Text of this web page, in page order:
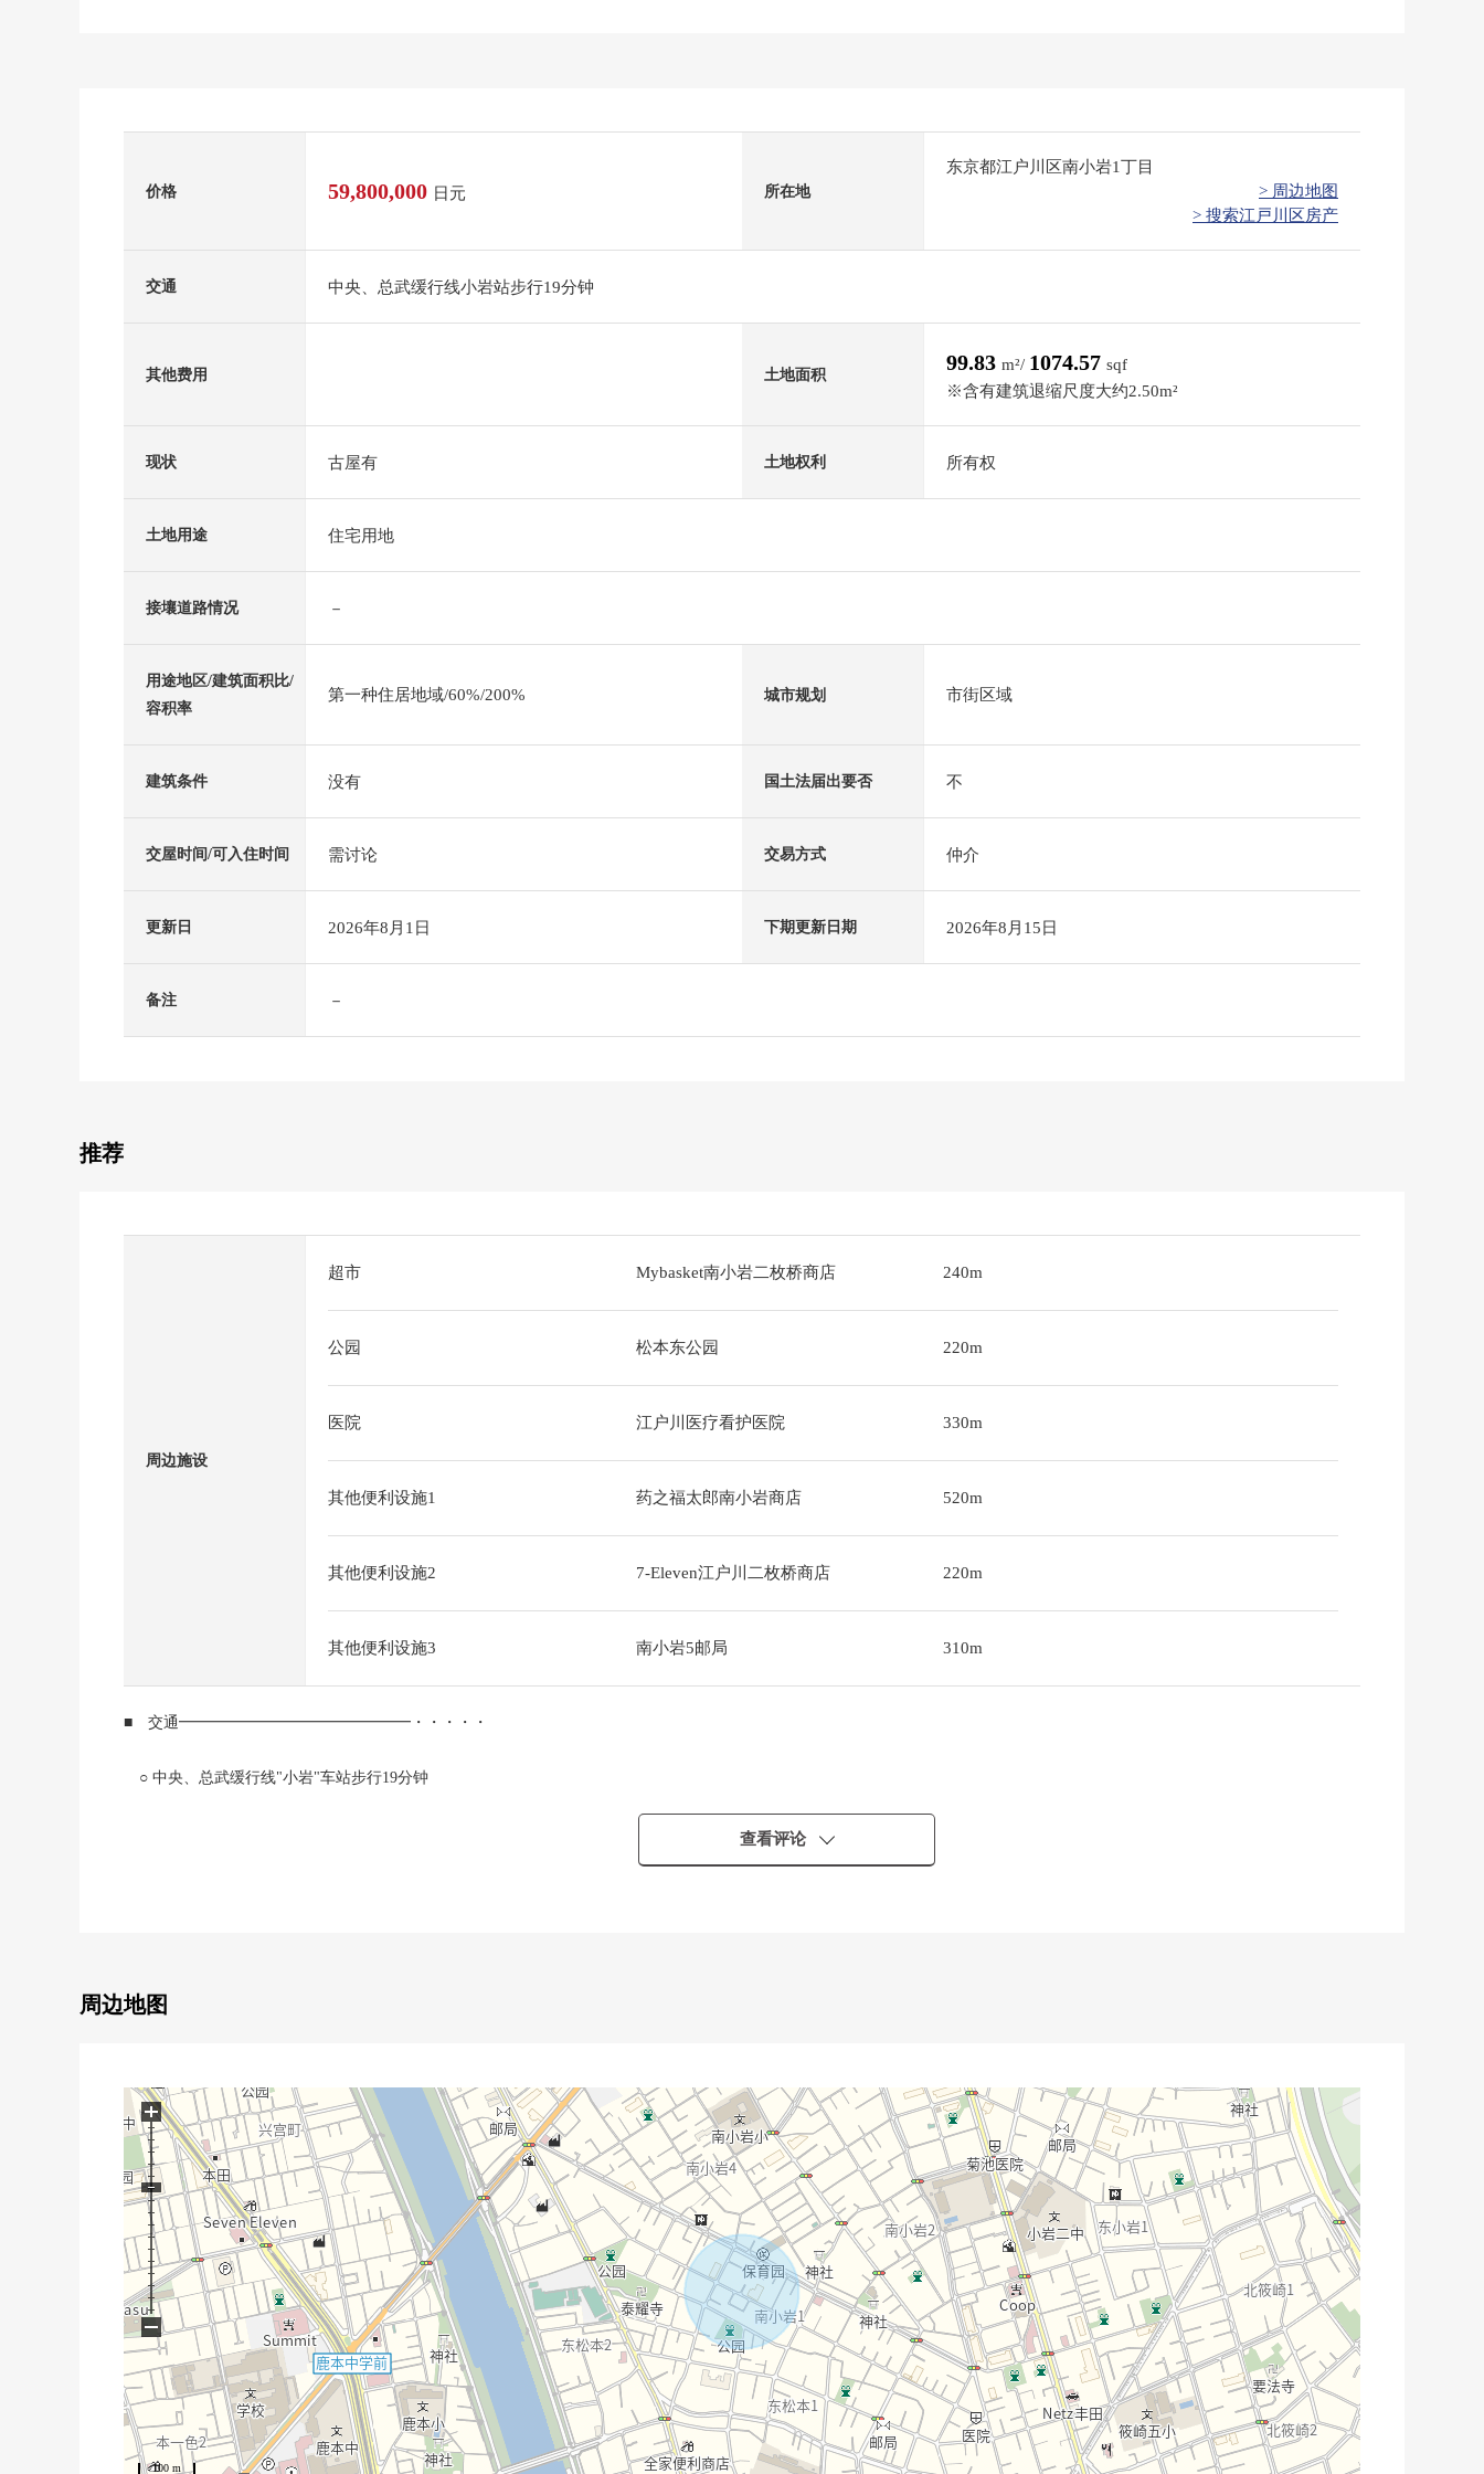
价格 59,800,000 日元 所在地
东京都江户川区南小岩1丁目
> 周边地图
> 搜索江戸川区房产
交通 中央、总武缓行线小岩站步行19分钟
其他费用 土地面积 99.83 m²/ 1074.57 sqf
※含有建筑退缩尺度大约2.50m²
现状 古屋有 土地权利 所有权
土地用途 住宅用地
接壤道路情况 －
用途地区/建筑面积比/
容积率
第一种住居地域/60%/200% 城市规划 市街区域
建筑条件 没有 国土法届出要否 不
交屋时间/可入住时间 需讨论 交易方式 仲介
更新日 2026年8月1日 下期更新日期 2026年8月15日
备注 －
推荐
周边施设
超市 Mybasket南小岩二枚桥商店 240m
公园 松本东公园 220m
医院 江户川医疗看护医院 330m
其他便利设施1 药之福太郎南小岩商店 520m
其他便利设施2 7-Eleven江户川二枚桥商店 220m
其他便利设施3 南小岩5邮局 310m
■ 交通━━━━━━━━━━━━━━━・・・・・
○ 中央、总武缓行线"小岩"车站步行19分钟
0 整形地
查看评论
周边地图
100 m
+
−